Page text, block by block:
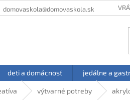
domovaskola@domovaskola.sk
deti a domácnosť jedálne a
výtvarné potreby